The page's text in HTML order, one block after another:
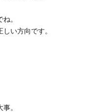
。
い方向です。
。